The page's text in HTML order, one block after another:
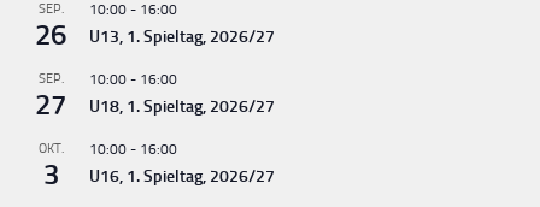
SEP.
26
10:00 - 16:00
U13, 1. Spieltag, 2026/27
SEP.
27
10:00 - 16:00
U18, 1. Spieltag, 2026/27
OKT.
3
10:00 - 16:00
U16, 1. Spieltag, 2026/27